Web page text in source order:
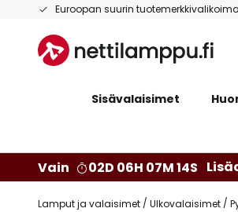
Euroopan suurin tuotemerkkivalikoima
Skip
Content
Sisävalaisimet
Vain 02D 06H 07M 13S
Lamput ja valaisimet Ulkovalaisimet